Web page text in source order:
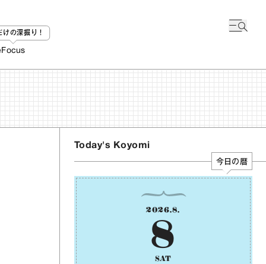
けの深掘り！
Focus
Today's Koyomi
今日の暦
2026.8.
8
SAT